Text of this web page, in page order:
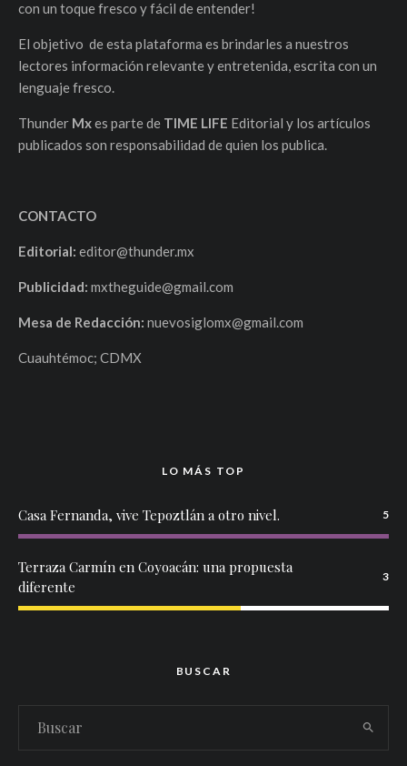
con un toque fresco y fácil de entender!
El objetivo de esta plataforma es brindarles a nuestros
lectores información relevante y entretenida, escrita con un
lenguaje fresco.
Thunder Mxes parte de TIME LIFE Editorial y los artículos
publicados son responsabilidad de quien los publica.
CONTACTO
Editorial: editor@thunder.mx
Publicidad: mxtheguide@gmail.com
Mesa de Redacción: nuevosiglomx@gmail.com
Cuauhtémoc; CDMX
LO MÁS TOP
Casa Fernanda, vive Tepoztlán a otro nivel. 5
Terraza Carmín en Coyoacán: una propuesta
diferente
3
BUSCAR